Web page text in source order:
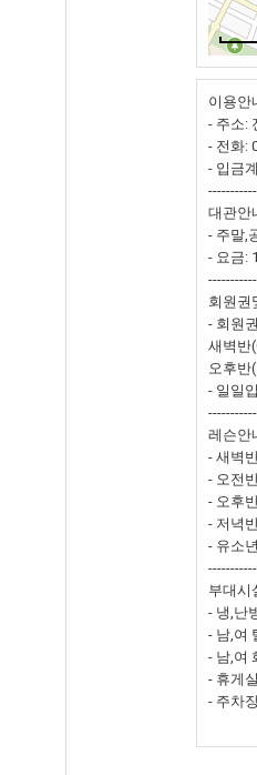
이용안
- 주소:
- 전화:
- 입금
대관안
- 주말,
- 요금:
회원권
- 회원
새벽반
오후반
- 일일
레슨안
- 새벽
- 오전
- 오후
- 저녁
- 유소
부대시
- 냉,난
- 남,여
- 남,여
- 휴게
- 주차